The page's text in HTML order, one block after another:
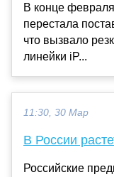
В конце
перестала
что вызвало
линейки iP...
11:30, 30 Мар
В России
Российские